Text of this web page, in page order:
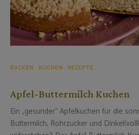
BACKEN KUCHEN REZEPTE
Apfel-Buttermilch Kuchen
Ein „gesunder“ Apfelkuchen für die
Buttermilch, Rohrzucker und